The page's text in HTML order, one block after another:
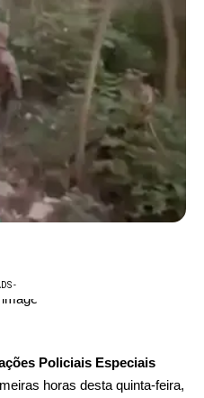
-
Policiais Especiais
horas desta quinta-feira,